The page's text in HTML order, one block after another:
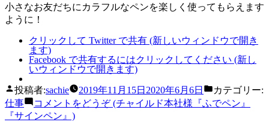
小さなお友だちにカラフルなペンを楽しく使ってもらえます
ように！
クリックして Twitter で共有 (新しいウィンドウで開き
ます)
Facebook で共有するにはクリックしてください (新し
いウィンドウで開きます)
投稿者:sachie 2019年11月15日 2020年6月6日
カテゴリー:
仕事
コメントをどうぞ(チャイルド本社様『ふでペン』
『サインペン』)